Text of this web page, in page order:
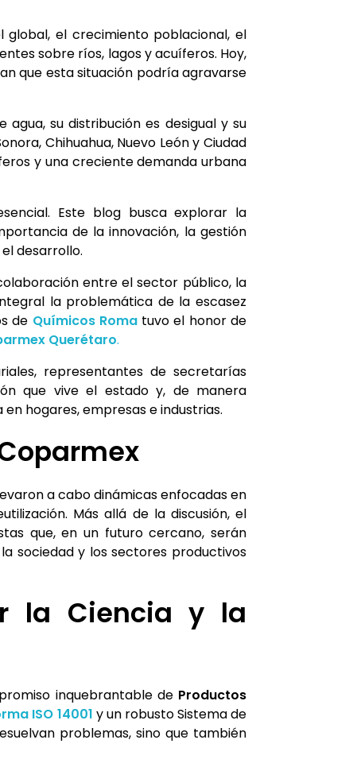
global, el crecimiento poblacional, el
sobre ríos, lagos y acuíferos. Hoy,
que esta situación podría agravarse
su distribución es desigual y su
Chihuahua, Nuevo León y Ciudad
y una creciente demanda urbana
Este blog busca explorar la
de la innovación, la gestión
desarrollo.
entre el sector público, la
la problemática de la escasez
de Químicos Romatuvo el honor de
Querétaro.
representantes de secretarías
que vive el estado y, de manera
hogares, empresas e industrias.
a cabo dinámicas enfocadas en
Más allá de la discusión, el
que, en un futuro cercano, serán
sociedad y los sectores productivos
la Ciencia y la
inquebrantable de Productos
ISO 14001 y un robusto Sistema de
problemas, sino que también